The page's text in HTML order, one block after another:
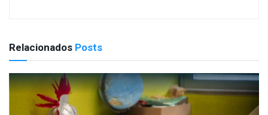
Relacionados Posts